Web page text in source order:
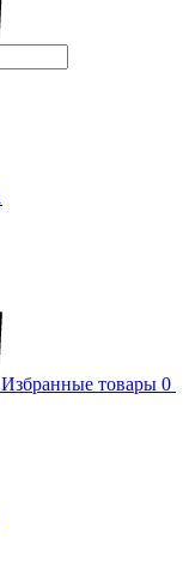
Избранные товары 0